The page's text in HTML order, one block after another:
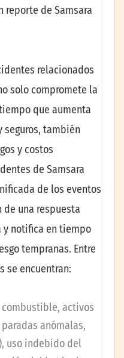
reporte de Samsara
relacionados
solo compromete la
que aumenta
seguros, también
y costos
de Samsara
de los eventos
una respuesta
notifica en tiempo
tempranas. Entre
se encuentran:
combustible, activos
anómalas,
uso indebido del